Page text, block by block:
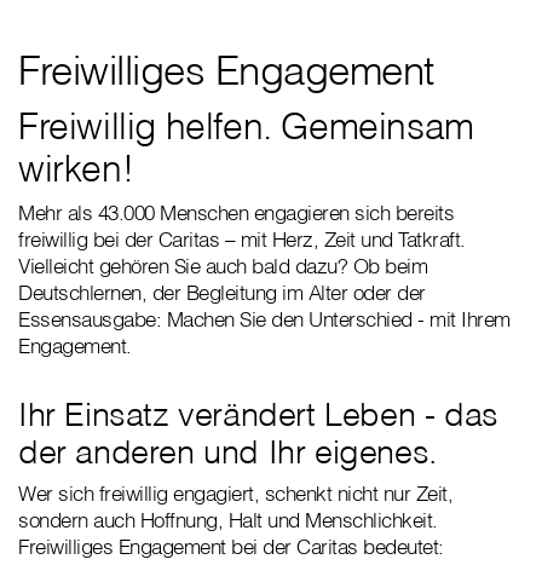
Freiwilliges Engagement
Freiwillig helfen. Gemeinsam
wirken!
Mehr als 43.000 Menschen engagieren sich bereits
freiwillig bei der Caritas – mit Herz, Zeit und Tatkraft.
Vielleicht gehören Sie auch bald dazu? Ob beim
Deutschlernen, der Begleitung im Alter oder der
Essensausgabe: Machen Sie den Unterschied - mit Ihrem
Engagement.
Ihr Einsatz verändert Leben - das
der anderen und Ihr eigenes.
Wer sich freiwillig engagiert, schenkt nicht nur Zeit,
sondern auch Hoffnung, Halt und Menschlichkeit.
Freiwilliges Engagement bei der Caritas bedeutet: